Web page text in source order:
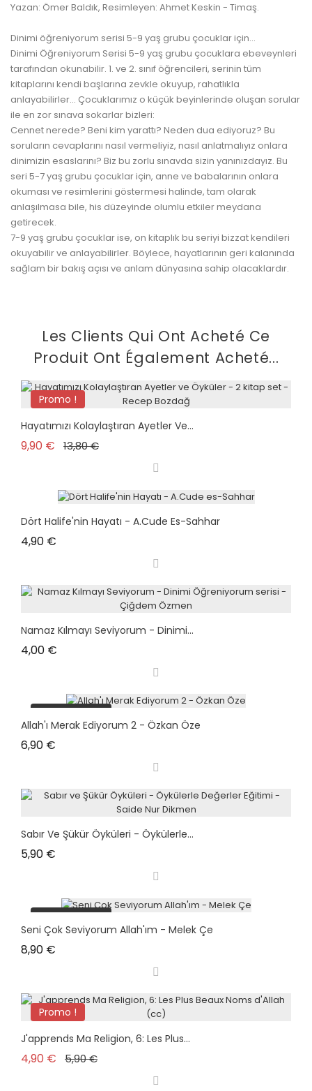
Yazan: Ömer Baldık, Resimleyen: Ahmet Keskin - Timaş.
Dinimi öğreniyorum serisi 5-9 yaş grubu çocuklar için...
Dinimi Öğreniyorum Serisi 5-9 yaş grubu çocuklara ebeveynleri
tarafından okunabilir. 1. ve 2. sınıf öğrencileri, serinin tüm
kitaplarını kendi başlarına zevkle okuyup, rahatlıkla
anlayabilirler... Çocuklarımız o küçük beyinlerinde oluşan sorular
ile en zor sınava sokarlar bizleri:
Cennet nerede? Beni kim yarattı? Neden dua ediyoruz? Bu
soruların cevaplarını nasıl vermeliyiz, nasıl anlatmalıyız onlara
dinimizin esaslarını? Biz bu zorlu sınavda sizin yanınızdayız. Bu
seri 5-7 yaş grubu çocuklar için, anne ve babalarının onlara
okuması ve resimlerini göstermesi halinde, tam olarak
anlaşılmasa bile, his düzeyinde olumlu etkiler meydana
getirecek.
7-9 yaş grubu çocuklar ise, on kitaplık bu seriyi bizzat kendileri
okuyabilir ve anlayabilirler. Böylece, hayatlarının geri kalanında
sağlam bir bakış açısı ve anlam dünyasına sahip olacaklardır.
Les Clients Qui Ont Acheté Ce
Produit Ont Également Acheté...
Promo !
plus en stock
Hayatımızı Kolaylaştıran Ayetler Ve...
9,90 € Prix de base
13,80 €Prix
Dört Halife'nin Hayatı - A.Cude Es-Sahhar
4,90 €
Namaz Kılmayı Seviyorum - Dinimi...
4,00 €
plus en stock
Allah'ı Merak Ediyorum 2 - Özkan Öze
6,90 €
Sabır Ve Şükür Öyküleri - Öykülerle...
5,90 €
plus en stock
Seni Çok Seviyorum Allah'ım - Melek Çe
8,90 €
Promo !
J'apprends Ma Religion, 6: Les Plus...
4,90 € Prix de base
5,90 €Prix